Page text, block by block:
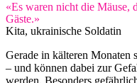
«Es waren nicht die Mäuse,
Gäste.»
Kita, ukrainische Soldatin
Gerade in kälteren Monaten
– und können dabei zur